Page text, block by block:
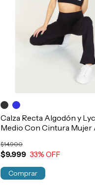
Calza Recta Algodón y
Medio Con Cintura Mujer
$9.999
$14.900
33% OFF
Comprar